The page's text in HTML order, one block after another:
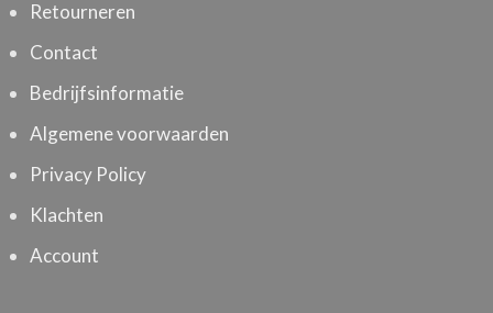
Retourneren
Contact
Bedrijfsinformatie
Algemene voorwaarden
Privacy Policy
Klachten
Account